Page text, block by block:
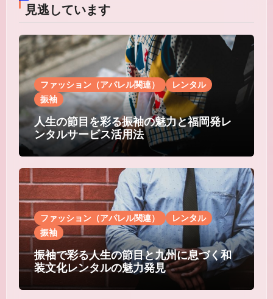
見逃しています
ファッション（アパレル関連）
レンタル
振袖
人生の節目を彩る振袖の魅力と福岡発レ
ンタルサービス活用法
ファッション（アパレル関連）
レンタル
振袖
振袖で彩る人生の節目と九州に息づく和
装文化レンタルの魅力発見